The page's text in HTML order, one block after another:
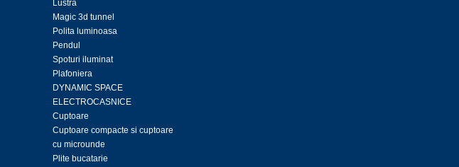
Lustra
Magic 3d tunnel
Polita luminoasa
Pendul
Spoturi iluminat
Plafoniera
DYNAMIC SPACE
ELECTROCASNICE
Cuptoare
Cuptoare compacte si cuptoare
cu microunde
Plite bucatarie